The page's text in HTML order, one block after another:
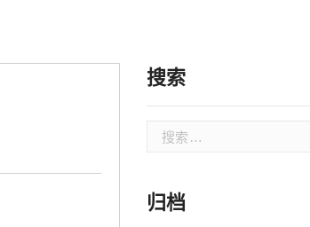
搜索
索：
归档